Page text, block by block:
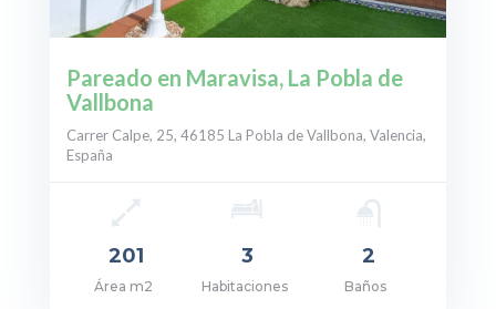
Pareado en Maravisa, La Pobla de
Vallbona
Carrer Calpe, 25, 46185 La Pobla de Vallbona, Valencia,
España
201
Área m2
3
Habitaciones
2
Baños